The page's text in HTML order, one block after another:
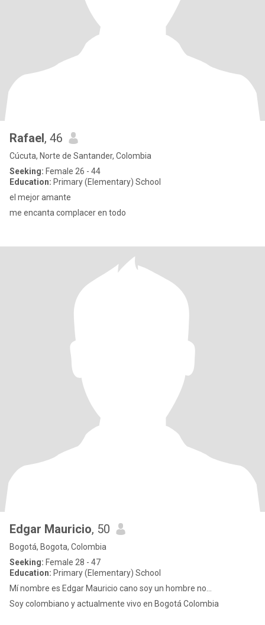
Rafael, 46
Cúcuta, Norte de Santander, Colombia
Seeking: Female 26 - 44
Education: Primary (Elementary) School
el mejor amante
me encanta complacer en todo
Edgar Mauricio, 50
Bogotá, Bogota, Colombia
Seeking: Female 28 - 47
Education: Primary (Elementary) School
Mí nombre es Edgar Mauricio cano soy un hombre no...
Soy colombiano y actualmente vivo en Bogotá Colombia